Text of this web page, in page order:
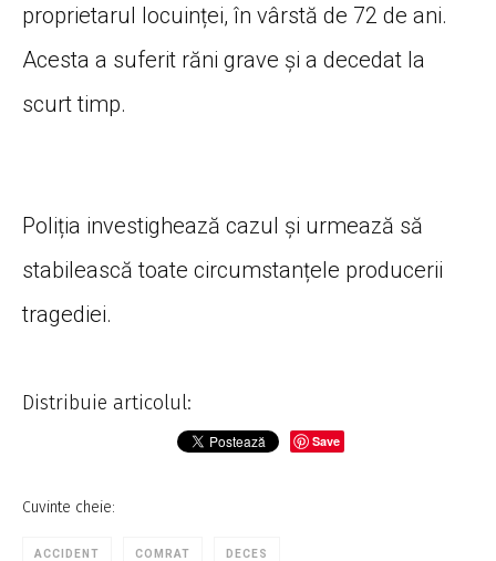
proprietarul locuinței, în vârstă de 72 de ani.
Acesta a suferit răni grave și a decedat la
scurt timp.
Poliția investighează cazul și urmează să
stabilească toate circumstanțele producerii
tragediei.
Distribuie articolul:
Save
Cuvinte cheie:
ACCIDENT COMRAT DECES